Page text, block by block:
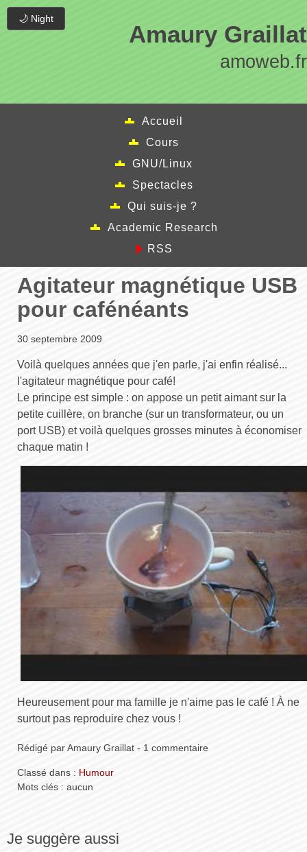
🌙 Night
Amaury Graillat
amoweb.fr
Accueil
Cours
GNU/Linux
Spectacles
Qui suis-je ?
Academic Research
RSS
Agitateur magnétique USB
pour cafénéants
30 septembre 2009
Voilà quelques années que j'en parle, j'ai enfin réalisé...
l'agitateur magnétique pour café!
Le principe est simple : on appose un petit aimant sur la
petite cuillère, on branche (sur un transformateur, ou un
port USB) et voilà quelques grosses minutes à économiser
chaque matin !
Heureusement pour ma famille je n'aime pas le café ! À ne
surtout pas reproduire chez vous !
Rédigé par Amaury Graillat - 1 commentaire
Classé dans : Humour
Mots clés : aucun
Je suggère aussi